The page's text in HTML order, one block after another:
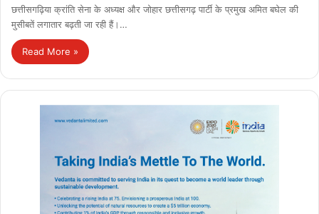
छत्तीसगढ़िया क्रांति सेना के अध्यक्ष और जोहार छत्तीसगढ़ पार्टी के प्रमुख अमित बघेल की
मुसीबतें लगातार बढ़ती जा रही हैं।…
Read More »